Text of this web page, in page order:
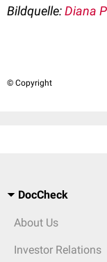
Bildquelle:Diana
© Copyright
DocCheck
About Us
Investor Relations